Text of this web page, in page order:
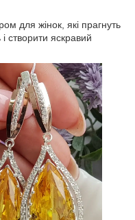
для жінок, які прагнуть
створити яскравий